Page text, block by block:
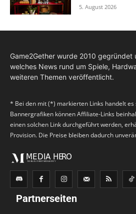
5. August 2026
Game2Gether wurde 2010 gegründet
welches News rund um Spiele,
weiteren Themen veröffentlicht.
* Bei den mit (*) markierten Links handelt es
Bannergrafiken können Affiliate-Links
einen solchen Link durchgeführt werden,
Provision. Die Preise bleiben dadurch
Partnerseiten